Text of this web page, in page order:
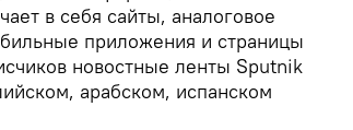
в себя сайты, аналоговое
приложения и страницы
новостные ленты Sputnik
арабском, испанском